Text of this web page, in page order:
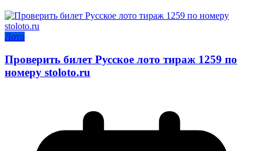
Лото
Проверить билет Русское лото тираж 1259 по
номеру stoloto.ru